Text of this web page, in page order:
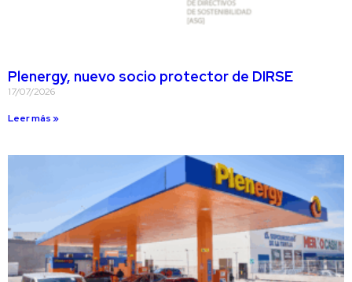
Plenergy, nuevo socio protector de DIRSE
17/07/2026
Leer más »